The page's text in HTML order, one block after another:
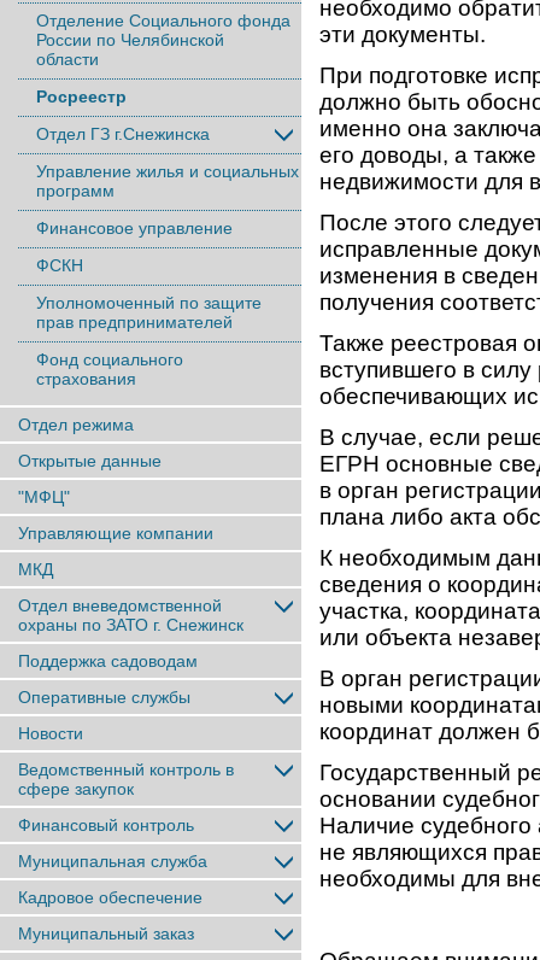
Отделение Социального фонда
России по Челябинской
области
Росреестр
Отдел ГЗ г.Снежинска
Управление жилья и социальных
программ
Финансовое управление
ФСКН
Уполномоченный по защите
прав предпринимателей
Фонд социального
страхования
Отдел режима
Открытые данные
"МФЦ"
Управляющие компании
МКД
Отдел вневедомственной
охраны по ЗАТО г. Снежинск
Поддержка садоводам
Оперативные службы
Новости
Ведомственный контроль в
сфере закупок
Финансовый контроль
Муниципальная служба
Кадровое обеспечение
Муниципальный заказ
необходимо
эти документы.
При подготовке
должно быть
именно она
его доводы, а
недвижимости для
После этого
исправленные
изменения в
получения
Также реестровая
вступившего в
обеспечивающих
В случае, если
ЕГРН основные
в орган
плана либо акта
К необходимым
сведения о
участка,
или объекта
В орган
новыми
координат должен
Государственный
основании
Наличие судебного
не являющихся
необходимы для